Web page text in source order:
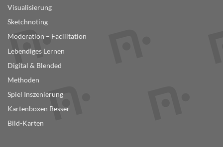
Visualisierung
Sketchnoting
Moderation – Facilitation
Lebendiges Lernen
Digital & Blended
Methoden
Spiel Inszenierung
Kartenboxen Besser
Bild-Karten